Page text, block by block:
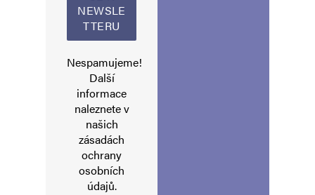
Napsat komentář
Vaše e-mailová adresa nebude zveřejněna.
Nespamujeme!
Další
informace
naleznete v
našich
zásadách
ochrany
osobních
údajů.